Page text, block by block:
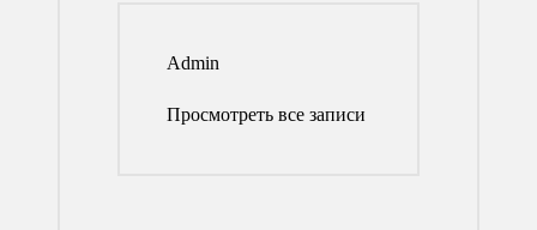
Admin
Просмотреть все записи